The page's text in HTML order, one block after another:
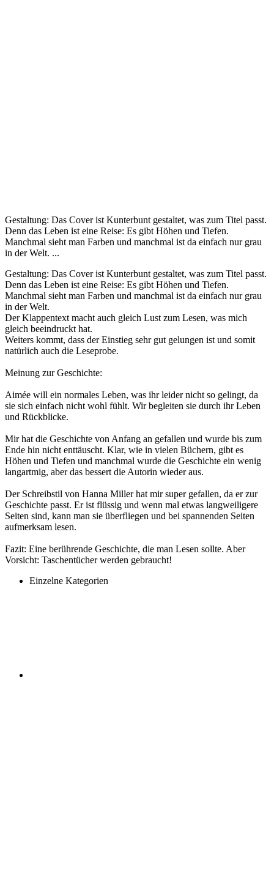
Gestaltung: Das Cover ist Kunterbunt gestaltet, was zum Titel passt.
Denn das Leben ist eine Reise: Es gibt Höhen und Tiefen.
Manchmal sieht man Farben und manchmal ist da einfach nur grau
in der Welt. ...
Gestaltung: Das Cover ist Kunterbunt gestaltet, was zum Titel passt.
Denn das Leben ist eine Reise: Es gibt Höhen und Tiefen.
Manchmal sieht man Farben und manchmal ist da einfach nur grau
in der Welt.
Der Klappentext macht auch gleich Lust zum Lesen, was mich
gleich beeindruckt hat.
Weiters kommt, dass der Einstieg sehr gut gelungen ist und somit
natürlich auch die Leseprobe.
Meinung zur Geschichte:
Aimée will ein normales Leben, was ihr leider nicht so gelingt, da
sie sich einfach nicht wohl fühlt. Wir begleiten sie durch ihr Leben
und Rückblicke.
Mir hat die Geschichte von Anfang an gefallen und wurde bis zum
Ende hin nicht enttäuscht. Klar, wie in vielen Büchern, gibt es
Höhen und Tiefen und manchmal wurde die Geschichte ein wenig
langartmig, aber das bessert die Autorin wieder aus.
Der Schreibstil von Hanna Miller hat mir super gefallen, da er zur
Geschichte passt. Er ist flüssig und wenn mal etwas langweiligere
Seiten sind, kann man sie überfliegen und bei spannenden Seiten
aufmerksam lesen.
Fazit: Eine berührende Geschichte, die man Lesen sollte. Aber
Vorsicht: Taschentücher werden gebraucht!
Einzelne Kategorien